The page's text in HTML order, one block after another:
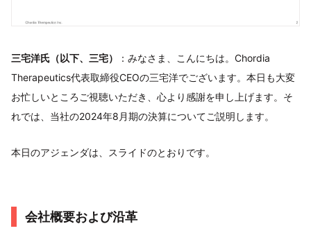
三宅洋氏（以下、三宅）
：みなさま、こんにちは。Chordia
Therapeutics代表取締役CEOの三宅洋でございます。本日も大変
お忙しいところご視聴いただき、心より感謝を申し上げます。そ
れでは、当社の2024年8月期の決算についてご説明します。
本日のアジェンダは、スライドのとおりです。
会社概要および沿革